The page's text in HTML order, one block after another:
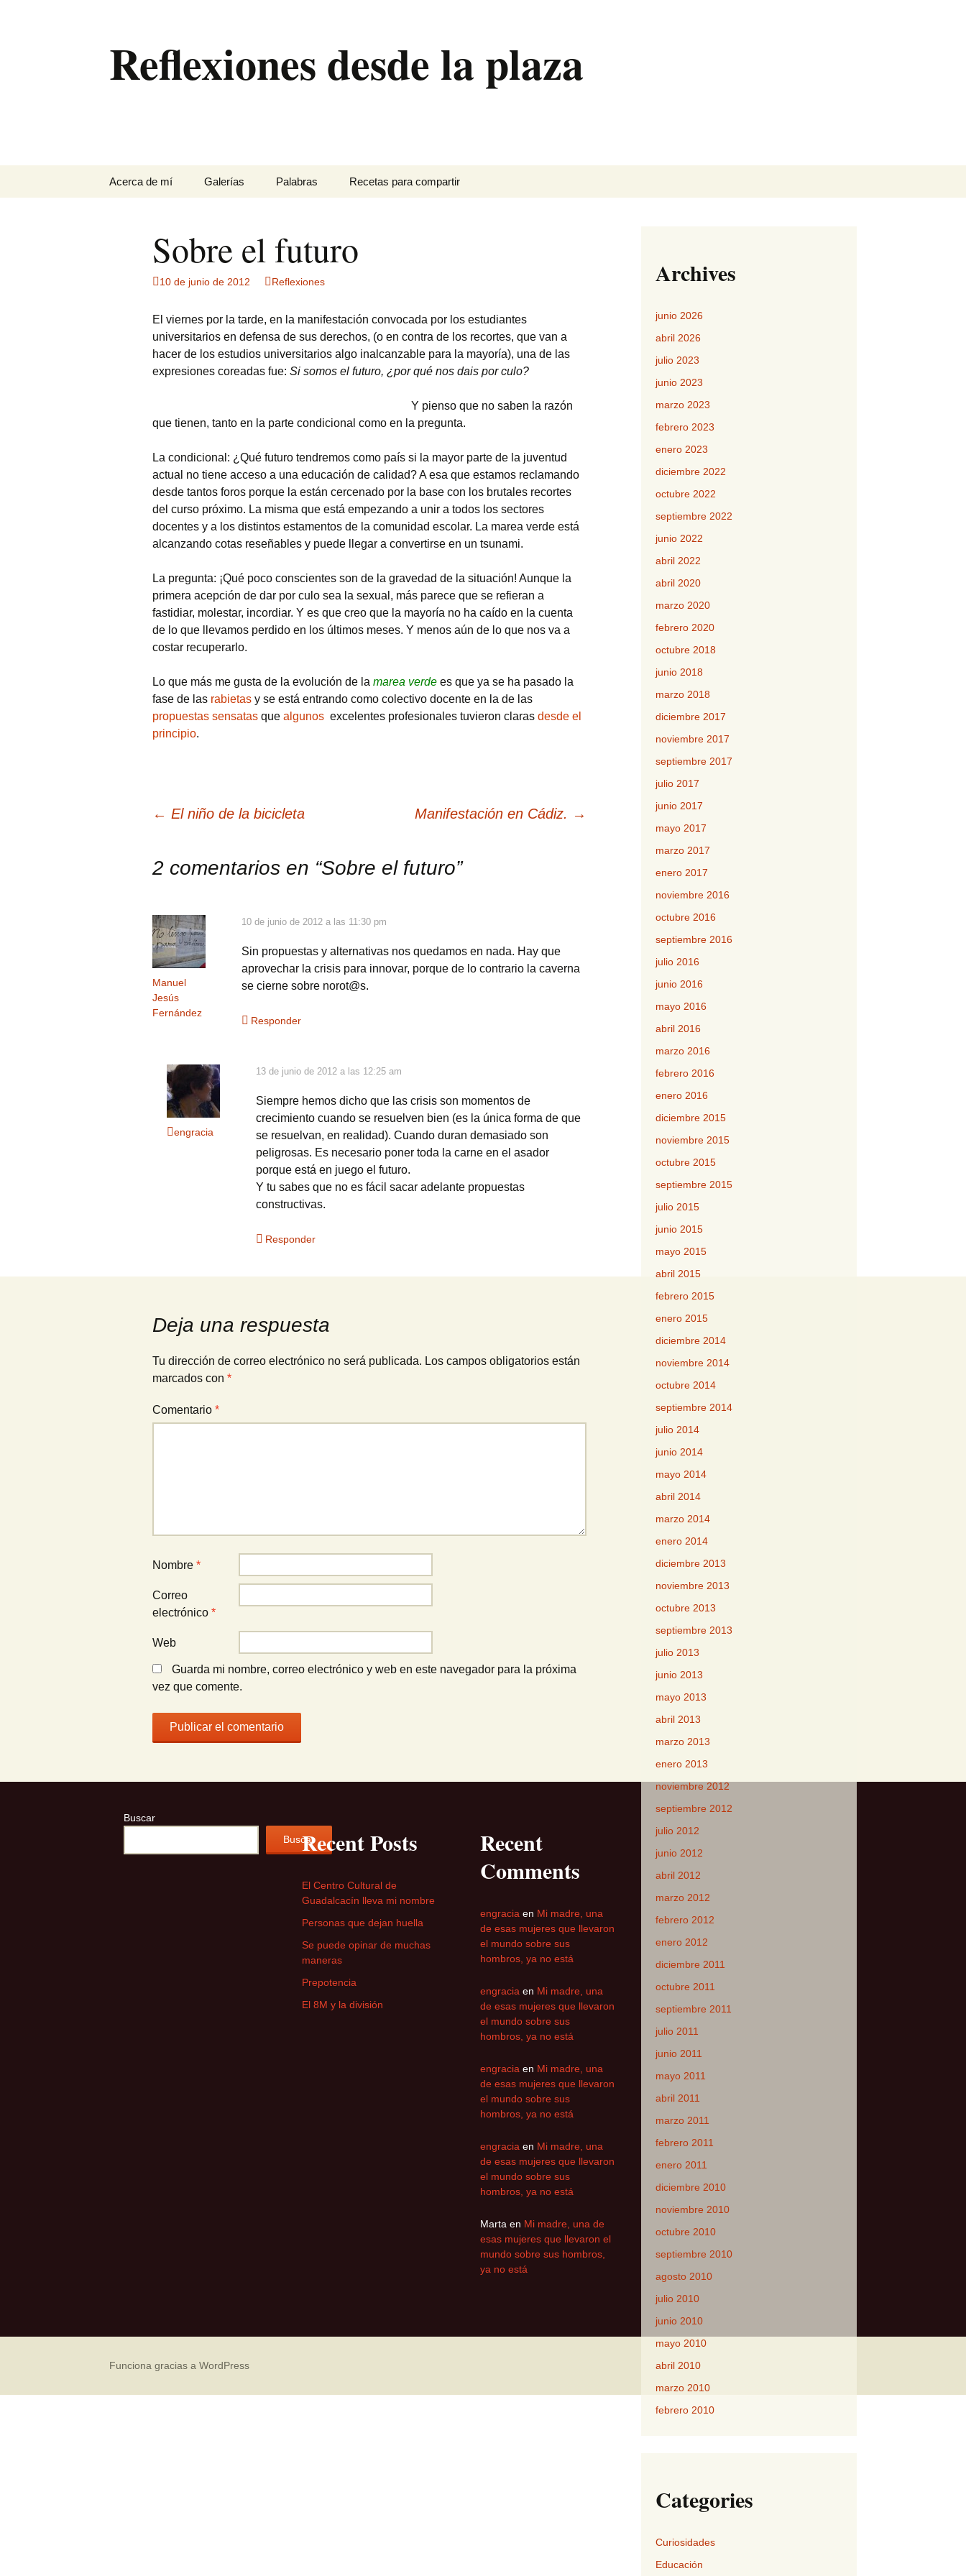
Reflexiones desde la plaza
Acerca de mí Galerías
Con perros en un pinar
de Chiclana
Eclipses de sol
El Torcal entre la niebla
Fotos curiosas
Museo de aperos y
útiles
Pintadas
Primavera
Palabras Recetas para compartir
Ensalada de brócoli
Paté
Paté de mejillones
Polvorones
Rosquillas de nata
Tarta de queso
Sobre el futuro
10 de junio de 2012 Reflexiones
El viernes por la tarde, en la manifestación convocada por los estudiantes
universitarios en defensa de sus derechos, (o en contra de los recortes, que van a
hacer de los estudios universitarios algo inalcanzable para la mayoría), una de las
expresiones coreadas fue: Si somos el futuro, ¿por qué nos dais por culo?
Y pienso que no saben la razón
que tienen, tanto en la parte condicional como en la pregunta.
La condicional: ¿Qué futuro tendremos como país si la mayor parte de la juventud
actual no tiene acceso a una educación de calidad? A esa que estamos reclamando
desde tantos foros porque la están cercenado por la base con los brutales recortes
del curso próximo. La misma que está empezando a unir a todos los sectores
docentes y a los distintos estamentos de la comunidad escolar. La marea verde está
alcanzando cotas reseñables y puede llegar a convertirse en un tsunami.
La pregunta: ¡Qué poco conscientes son de la gravedad de la situación! Aunque la
primera acepción de dar por culo sea la sexual, más parece que se refieran a
fastidiar, molestar, incordiar. Y es que creo que la mayoría no ha caído en la cuenta
de lo que llevamos perdido en los últimos meses. Y menos aún de lo que nos va a
costar recuperarlo.
Lo que más me gusta de la evolución de la marea verde es que ya se ha pasado la
fase de las rabietas y se está entrando como colectivo docente en la de las
propuestas sensatas que algunos excelentes profesionales tuvieron claras desde el
principio.
Navegación
← El niño de la bicicleta Manifestación en Cádiz. →
2 comentarios en “Sobre el futuro”
Manuel
Jesús
Fernández
10 de junio de 2012 a las 11:30 pm
Sin propuestas y alternativas nos quedamos en nada. Hay que
aprovechar la crisis para innovar, porque de lo contrario la caverna
se cierne sobre norot@s.
Responder
engracia
13 de junio de 2012 a las 12:25 am
Siempre hemos dicho que las crisis son momentos de
crecimiento cuando se resuelven bien (es la única forma de que
se resuelvan, en realidad). Cuando duran demasiado son
peligrosas. Es necesario poner toda la carne en el asador
porque está en juego el futuro.
Y tu sabes que no es fácil sacar adelante propuestas
constructivas.
Responder
Deja una respuesta
Tu dirección de correo electrónico no será publicada. Los campos obligatorios están
marcados con *
Comentario *
Nombre *
Correo
electrónico *
Web
Guarda mi nombre, correo electrónico y web en este navegador para la próxima
vez que comente.
Archives
junio 2026
abril 2026
julio 2023
junio 2023
marzo 2023
febrero 2023
enero 2023
diciembre 2022
octubre 2022
septiembre 2022
junio 2022
abril 2022
abril 2020
marzo 2020
febrero 2020
octubre 2018
junio 2018
marzo 2018
diciembre 2017
noviembre 2017
septiembre 2017
julio 2017
junio 2017
mayo 2017
marzo 2017
enero 2017
noviembre 2016
octubre 2016
septiembre 2016
julio 2016
junio 2016
mayo 2016
abril 2016
marzo 2016
febrero 2016
enero 2016
diciembre 2015
noviembre 2015
octubre 2015
septiembre 2015
julio 2015
junio 2015
mayo 2015
abril 2015
febrero 2015
enero 2015
diciembre 2014
noviembre 2014
octubre 2014
septiembre 2014
julio 2014
junio 2014
mayo 2014
abril 2014
marzo 2014
enero 2014
diciembre 2013
noviembre 2013
octubre 2013
septiembre 2013
julio 2013
junio 2013
mayo 2013
abril 2013
marzo 2013
enero 2013
noviembre 2012
septiembre 2012
julio 2012
junio 2012
abril 2012
marzo 2012
febrero 2012
enero 2012
diciembre 2011
octubre 2011
septiembre 2011
julio 2011
junio 2011
mayo 2011
abril 2011
marzo 2011
febrero 2011
enero 2011
diciembre 2010
noviembre 2010
octubre 2010
septiembre 2010
agosto 2010
julio 2010
junio 2010
mayo 2010
abril 2010
marzo 2010
febrero 2010
Categories
Curiosidades
Educación
Buscar
BuscarRecent Posts
El Centro Cultural de
Guadalcacín lleva mi nombre
Personas que dejan huella
Se puede opinar de muchas
maneras
Prepotencia
El 8M y la división
Recent
Comments
engracia en Mi madre, una
de esas mujeres que llevaron
el mundo sobre sus
hombros, ya no está
engracia en Mi madre, una
de esas mujeres que llevaron
el mundo sobre sus
hombros, ya no está
engracia en Mi madre, una
de esas mujeres que llevaron
el mundo sobre sus
hombros, ya no está
engracia en Mi madre, una
de esas mujeres que llevaron
el mundo sobre sus
hombros, ya no está
Marta en Mi madre, una de
esas mujeres que llevaron el
mundo sobre sus hombros,
ya no está
Funciona gracias a WordPress